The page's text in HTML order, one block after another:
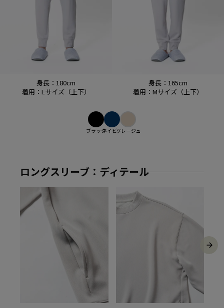
ロングスリーブ：ディテール
身長：180cm
着用：Lサイズ（上下）
身長：165cm
着用：Mサイズ（上下）
ブラックネイビーグレージュ